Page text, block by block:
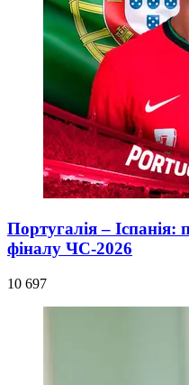
Португалія – Іспанія:
фіналу ЧС-2026
10 697